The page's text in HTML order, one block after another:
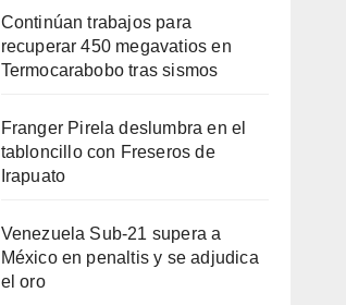
Continúan trabajos para
recuperar 450 megavatios en
Termocarabobo tras sismos
Franger Pirela deslumbra en el
tabloncillo con Freseros de
Irapuato
Venezuela Sub-21 supera a
México en penaltis y se adjudica
el oro